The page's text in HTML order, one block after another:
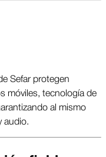
Sefar protegen
móviles, tecnología de
al mismo
audio.